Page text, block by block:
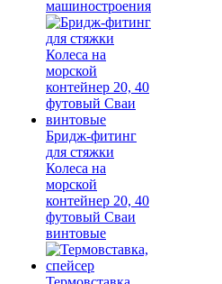
машиностроения
Бридж-фитинг
для стяжки
Колеса на
морской
контейнер 20, 40
футовый Сваи
винтовые